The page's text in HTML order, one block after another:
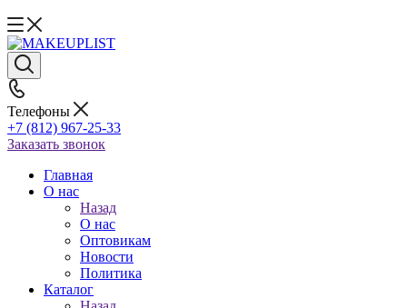
Телефоны
+7 (812) 967-25-33
Заказать звонок
Главная
О нас
Назад
О нас
Оптовикам
Новости
Политика
Каталог